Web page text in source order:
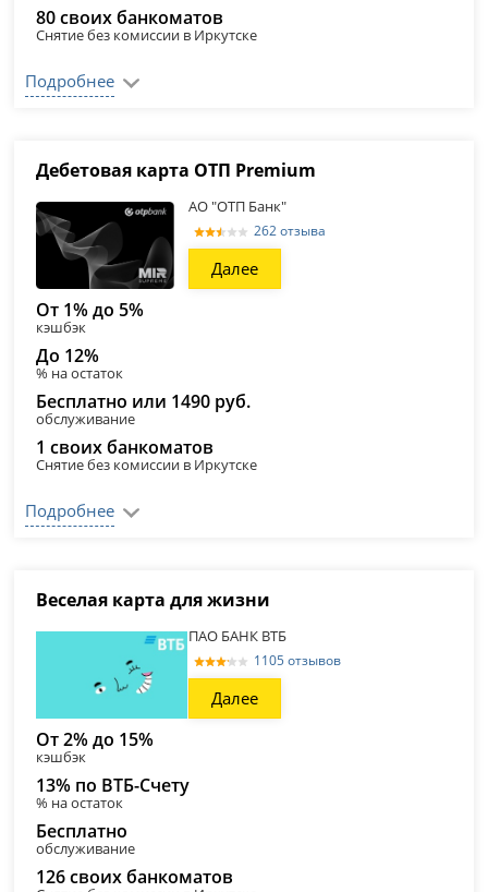
80 своих банкоматов
Снятие без комиссии в Иркутске
Подробнее
Дебетовая карта ОТП Premium
АО "ОТП Банк"
262 отзыва
Далее
От 1% до 5%
кэшбэк
До 12%
% на остаток
Бесплатно или 1490 руб.
обслуживание
1 своих банкоматов
Снятие без комиссии в Иркутске
Подробнее
Веселая карта для жизни
ПАО БАНК ВТБ
1105 отзывов
Далее
От 2% до 15%
кэшбэк
13% по ВТБ-Счету
% на остаток
Бесплатно
обслуживание
126 своих банкоматов